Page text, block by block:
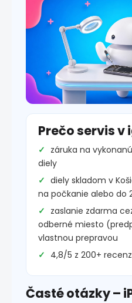
Prečo servis v
záruka na
diely
diely skladom v
na počkanie alebo do
zaslanie zdarma
odberné miesto
vlastnou prepravou
4,8/5 z 200+
Časté otázky –